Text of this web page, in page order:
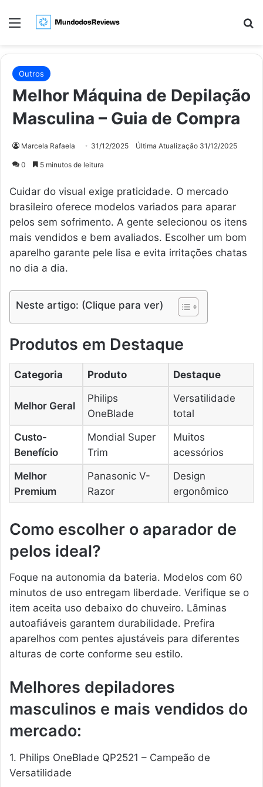
Menu
Outros
Melhor Máquina de Depilação
Masculina – Guia de Compra
Marcela Rafaela 31/12/2025 Última Atualização 31/12/2025
0 5 minutos de leitura
Cuidar do visual exige praticidade. O mercado
brasileiro oferece modelos variados para aparar
pelos sem sofrimento. A gente selecionou os itens
mais vendidos e bem avaliados. Escolher um bom
aparelho garante pele lisa e evita irritações chatas
no dia a dia.
Neste artigo: (Clique para ver)
Produtos em Destaque
Categoria Produto Destaque
Melhor Geral
Philips
OneBlade
Versatilidade
total
Custo-
Benefício
Mondial Super
Trim
Muitos
acessórios
Melhor
Premium
Panasonic V-
Razor
Design
ergonômico
Como escolher o aparador de
pelos ideal?
Foque na autonomia da bateria. Modelos com 60
minutos de uso entregam liberdade. Verifique se o
item aceita uso debaixo do chuveiro. Lâminas
autoafiáveis garantem durabilidade. Prefira
aparelhos com pentes ajustáveis para diferentes
alturas de corte conforme seu estilo.
Melhores depiladores
masculinos e mais vendidos do
mercado:
1. Philips OneBlade QP2521 – Campeão de
Versatilidade